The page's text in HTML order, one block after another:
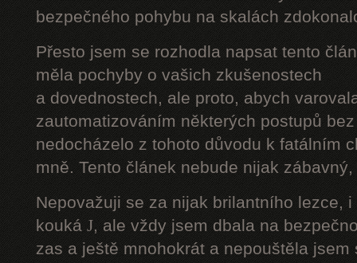
bezpečného pohybu na skalách
Přesto jsem se rozhodla napsat tento
měla pochyby o vašich zkušenostech
a dovednostech, ale proto, abych
zautomatizováním některých postupů
nedocházelo z tohoto důvodu k fatálním
mně. Tento článek nebude nijak
Nepovažuji se za nijak brilantního lezce,
kouká J, ale vždy jsem dbala na
zas a ještě mnohokrát a nepouštěla